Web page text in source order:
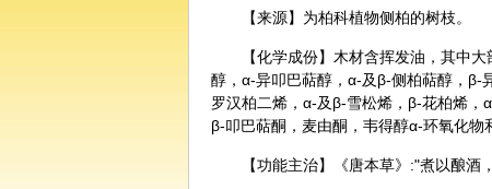
【来源】为柏科植物侧柏的树枝。
【化学成份】木材含挥发油，其中
醇，α-异叩巴萜醇，α-及β-侧柏萜醇，β-
罗汉柏二烯，α-及β-雪松烯，β-花柏烯
β-叩巴萜酮，麦由酮，韦得醇α-环氧化物
【功能主治】《唐本草》:"煮以酿酒